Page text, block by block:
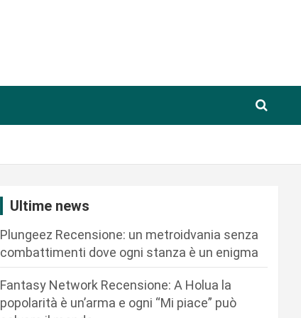
Ultime news
Plungeez Recensione: un metroidvania senza
combattimenti dove ogni stanza è un enigma
Fantasy Network Recensione: A Holua la
popolarità è un’arma e ogni “Mi piace” può